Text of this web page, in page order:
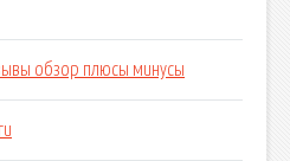
обзор плюсы минусы